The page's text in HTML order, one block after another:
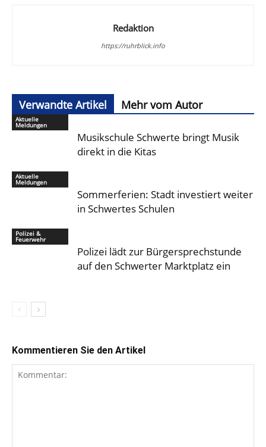
Redaktion
https://ruhrblick.info
Verwandte Artikel Mehr vom Autor
Aktuelle
Meldungen
Musikschule Schwerte bringt Musik
direkt in die Kitas
Aktuelle
Meldungen
Sommerferien: Stadt investiert weiter
in Schwertes Schulen
Polizei &
Feuerwehr
Polizei lädt zur Bürgersprechstunde
auf den Schwerter Marktplatz ein
Kommentieren Sie den Artikel